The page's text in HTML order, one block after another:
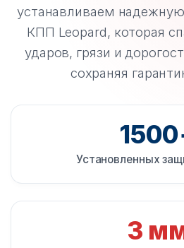
устанавливаем
КПП Leopard, которая
ударов, грязи и
сохраняя
Установленных
3